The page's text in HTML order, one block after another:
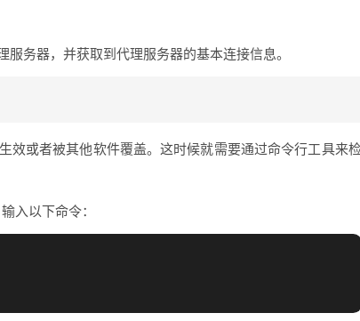
务器，并获取到代理服务器的基本连接信息。
效或者被其他软件覆盖。这时候就需要通过命令行工具来
入以下命令：